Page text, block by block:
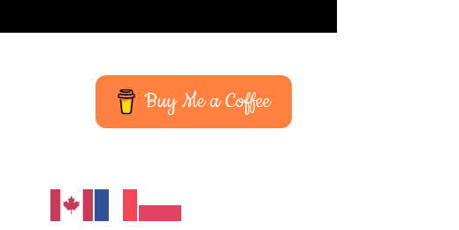
Buy Me a Coffee